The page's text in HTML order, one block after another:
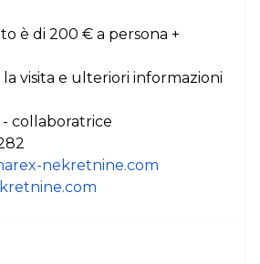
è di 200 € a persona +
visita e ulteriori informazioni
collaboratrice
nekretnine.com